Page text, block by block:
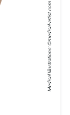
Medical Illustrations: ©
medical-artist.com